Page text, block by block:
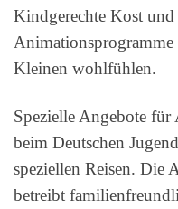
Kindgerechte Kost
Animationsprogramme
Kleinen wohlfühlen.
Spezielle Angebote
beim Deutschen
speziellen Reisen. Die
betreibt